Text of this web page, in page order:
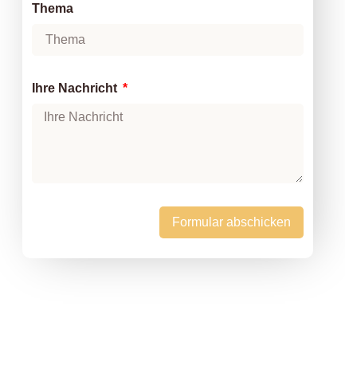
Thema
Ihre Nachricht
Formular abschicken